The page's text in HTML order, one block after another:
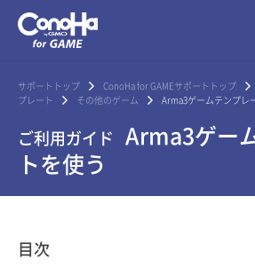
サポートトップ ConoHa for GAMEサポートトップ
プレート
その他のゲーム Arma3ゲームテンプレ
ご利用ガイド Arma3ゲー
トを使う
目次